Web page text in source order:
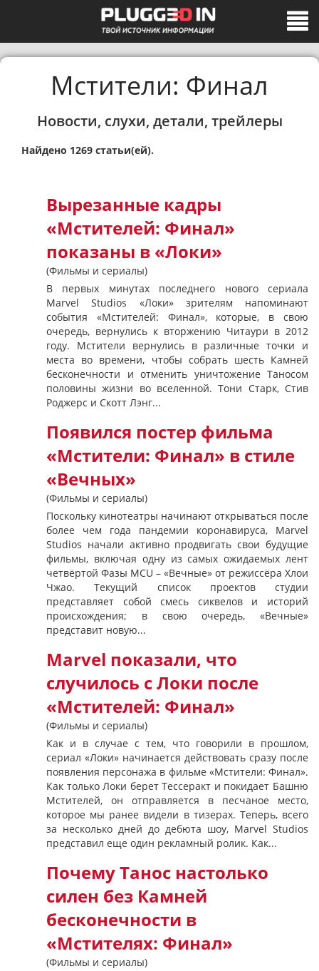
Мстители: Финал
Новости, слухи, детали, трейлеры
Найдено 1269 статьи(ей).
Вырезанные кадры
«Мстителей: Финал»
показаны в «Локи»
(Фильмы и сериалы)
В первых минутах последнего нового сериала
Marvel Studios «Локи» зрителям напоминают
события «Мстителей: Финал», которые, в свою
очередь, вернулись к вторжению Читаури в 2012
году. Мстители вернулись в различные точки и
места во времени, чтобы собрать шесть Камней
бесконечности и отменить уничтожение Таносом
половины жизни во вселенной. Тони Старк, Стив
Роджерс и Скотт Лэнг...
Появился постер фильма
«Мстители: Финал» в стиле
«Вечных»
(Фильмы и сериалы)
Поскольку кинотеатры начинают открываться после
более чем года пандемии коронавируса, Marvel
Studios начали активно продвигать свои будущие
фильмы, включая одну из самых ожидаемых лент
четвёртой Фазы MCU – «Вечные» от режиссёра Хлои
Чжао. Текущий список проектов студии
представляет собой смесь сиквелов и историй
происхождения; в свою очередь, «Вечные»
представит новую...
Marvel показали, что
случилось с Локи после
«Мстителей: Финал»
(Фильмы и сериалы)
Как и в случае с тем, что говорили в прошлом,
сериал «Локи» начинается действовать сразу после
появления персонажа в фильме «Мстители: Финал».
Как только Локи берет Тессеракт и покидает Башню
Мстителей, он отправляется в песчаное место,
которое мы ранее видели в тизерах. Теперь, всего
за несколько дней до дебюта шоу, Marvel Studios
представил еще один рекламный ролик. Как...
Почему Танос настолько
силен без Камней
бесконечности в
«Мстителях: Финал»
(Фильмы и сериалы)